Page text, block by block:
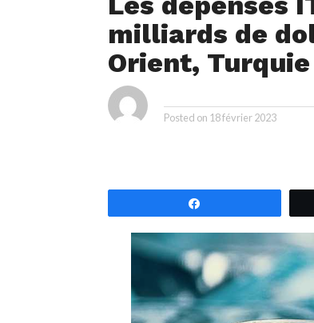
milliards de
Orient,
Posted on 18 février 2023